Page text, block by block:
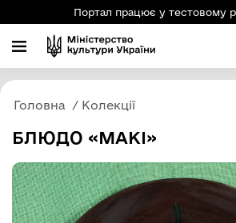
Портал працює у тестовому
Головна Колекції
БЛЮДО «МАКІ»